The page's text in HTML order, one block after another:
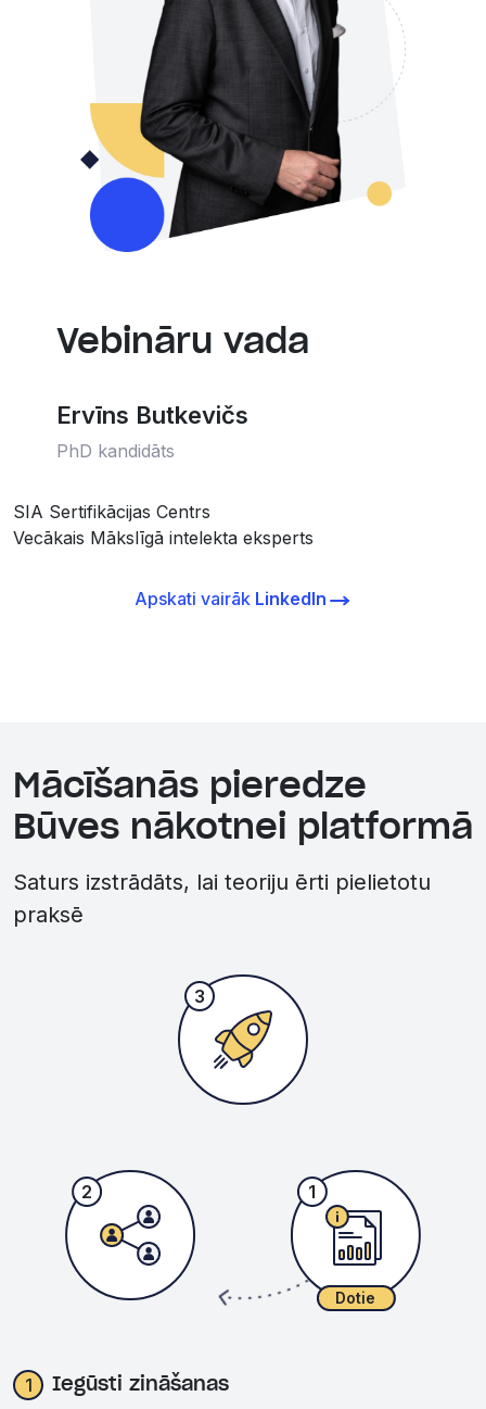
Vebināru vada
Ervīns Butkevičs
PhD kandidāts
SIA Sertifikācijas Centrs
Vecākais Mākslīgā intelekta eksperts
Apskati vairāk LinkedIn
Mācīšanās pieredze
Būves nākotnei platformā
Saturs izstrādāts, lai teoriju ērti pielietotu
praksē
Dotie
1
Dalīšanās
2
3
1 Iegūsti zināšanas